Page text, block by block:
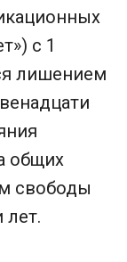
с 1
лишением
общих
свободы
лет.